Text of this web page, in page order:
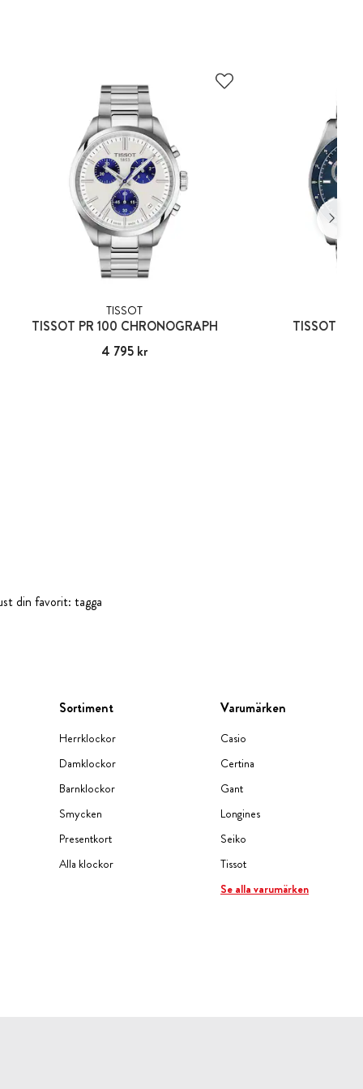
TISSOT
TISSOT PR 100 CHRONOGRAPH
Pris:4 795 kr
4 795 kr
TISSOT PR
din favorit: tagga
Sortiment
Herrklockor
Damklockor
Barnklockor
Smycken
Presentkort
Alla klockor
Varumärken
Casio
Certina
Gant
Longines
Seiko
Tissot
Se alla varumärken